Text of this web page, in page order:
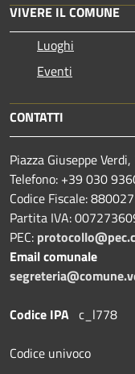
VIVERE IL COMUNE
Luoghi
Eventi
CONTATTI
Piazza Giuseppe
Telefono: +39 030
Codice Fiscale:
Partita IVA:
PEC:
Email comunale
Codice IPA c_l778
Codice univoco